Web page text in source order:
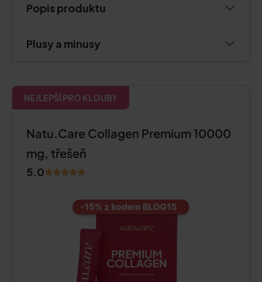
Popis produktu
Plusy a minusy
NEJLEPŠÍ PRO KLOUBY
Natu.Care Collagen Premium 10000
mg, třešeň
5.0